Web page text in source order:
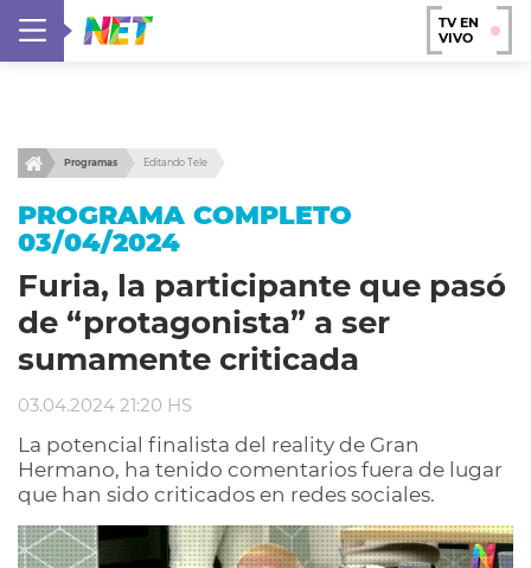
TV EN
VIVO
Programas Editando Tele
PROGRAMA COMPLETO
03/04/2024
Furia, la participante que pasó
de “protagonista” a ser
sumamente criticada
03.04.2024 21:20 HS
La potencial finalista del reality de Gran
Hermano, ha tenido comentarios fuera de lugar
que han sido criticados en redes sociales.